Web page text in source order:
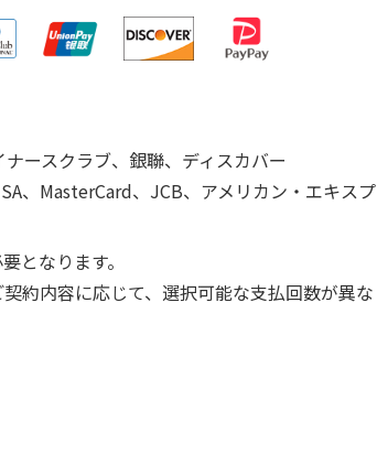
ースクラブ、銀聯、ディスカバー
、MasterCard、JCB、アメリカン・エキスプ
となります。
約内容に応じて、選択可能な支払回数が異な